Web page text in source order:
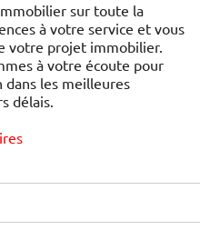
sur toute la
à votre service et vous
votre projet immobilier.
à votre écoute pour
les meilleures
délais.